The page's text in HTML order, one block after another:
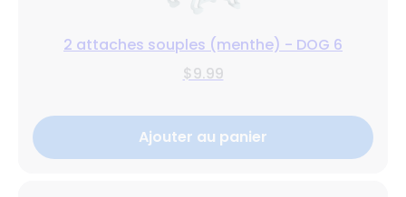
2 attaches souples (menthe) - DOG 6
$9.99
Ajouter au panier